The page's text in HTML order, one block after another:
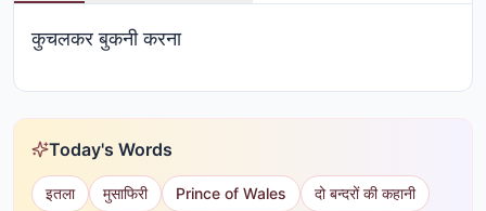
कुचलकर बुकनी करना
Today's Words
इतला मुसाफिरी Prince of Wales
दो बन्दरों की कहानी